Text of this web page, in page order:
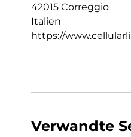
42015 Correggio
Italien
https://
Verwandte